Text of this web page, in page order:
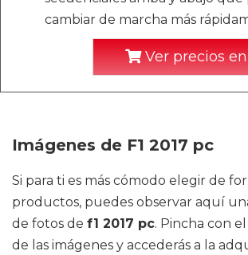
cambiar de marcha más
Ver precios
Imágenes de F1 2017 pc
Si para ti es más cómodo elegir de
productos, puedes observar aquí
de fotos de f1 2017 pc. Pincha con
de las imágenes y accederás a la